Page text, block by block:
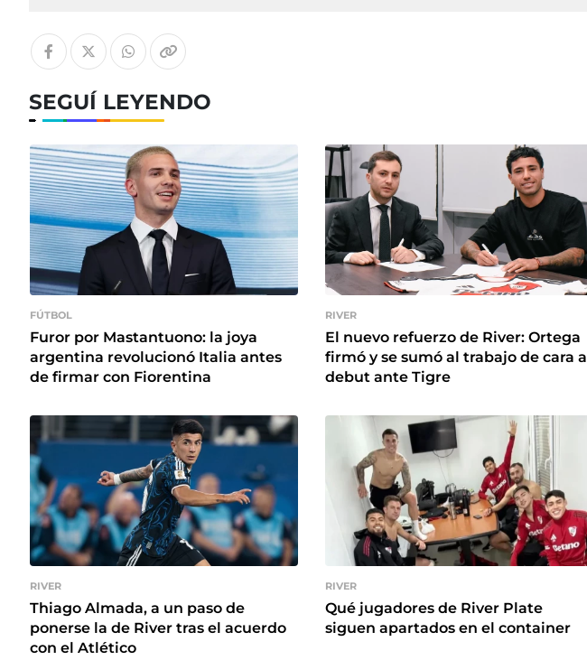
SEGUÍ LEYENDO
FÚTBOL
Furor por Mastantuono: la joya
argentina revolucionó Italia antes
de firmar con Fiorentina
RIVER
El nuevo refuerzo de River: Ortega
firmó y se sumó al trabajo de cara
debut ante Tigre
RIVER
Thiago Almada, a un paso de
ponerse la de River tras el acuerdo
con el Atlético
RIVER
Qué jugadores de River Plate
siguen apartados en el container